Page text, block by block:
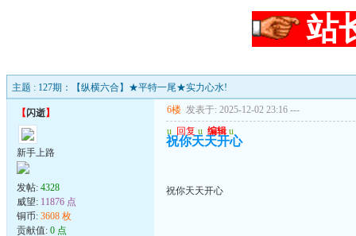
站
主题 : 127期：【纵横六合】★平特一尾★实力心水!
【闪逝】
新手上路
发帖: 4328
威望: 11876 点
铜币: 3608 枚
贡献值: 0 点
6楼 发表于: 2025-12-02 23:16 ---
u 回复 u 编辑 u
祝你天天开心
祝你天天开心